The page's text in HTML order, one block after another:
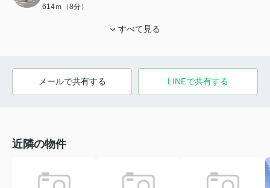
614ｍ（8分）
すべて見る
メールで共有する LINEで共有する
近隣の物件